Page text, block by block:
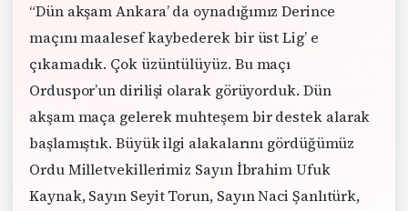
“Dün akşam Ankara’ da oynadığımız Derince
maçını maalesef kaybederek bir üst Lig’ e
çıkamadık. Çok üzüntülüyüz. Bu maçı
Orduspor’un dirilişi olarak görüyorduk. Dün
akşam maça gelerek muhteşem bir destek alarak
başlamıştık. Büyük ilgi alakalarını gördüğümüz
Ordu Milletvekillerimiz Sayın İbrahim Ufuk
Kaynak, Sayın Seyit Torun, Sayın Naci Şanlıtürk,